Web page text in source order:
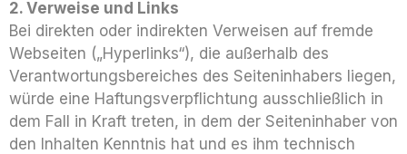
2. Verweise und Links
Bei direkten oder indirekten Verweisen auf fremde
Webseiten („Hyperlinks“), die außerhalb des
Verantwortungsbereiches des Seiteninhabers liegen,
würde eine Haftungsverpflichtung ausschließlich in
dem Fall in Kraft treten, in dem der Seiteninhaber von
den Inhalten Kenntnis hat und es ihm technisch